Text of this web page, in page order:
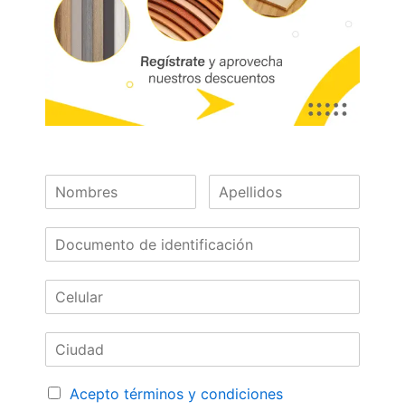
Código:
06225
Referencia:
Las imágenes mostradas son de referencia y los colores podrían variar
en físico. Los costos de envío son variables y serán asumidos por el
inventario. Precio sujeto a cambios sin previo aviso.
Nuestras
Marcas
Acepto términos y condiciones